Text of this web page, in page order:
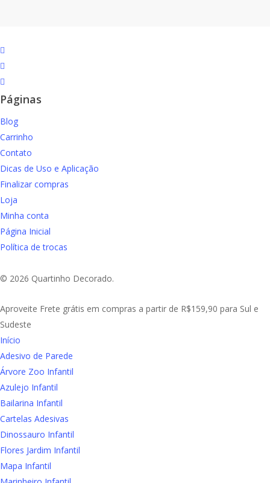
facebook
instagram
email
Páginas
Blog
Carrinho
Contato
Dicas de Uso e Aplicação
Finalizar compras
Loja
Minha conta
Página Inicial
Política de trocas
© 2026 Quartinho Decorado.
Close
Menu
Aproveite Frete grátis em compras a partir de R$159,90 para Sul e
Sudeste
Início
Adesivo de Parede
Árvore Zoo Infantil
Azulejo Infantil
Bailarina Infantil
Cartelas Adesivas
Dinossauro Infantil
Flores Jardim Infantil
Mapa Infantil